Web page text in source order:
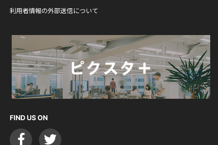
利用者情報の外部送信について
FIND US ON